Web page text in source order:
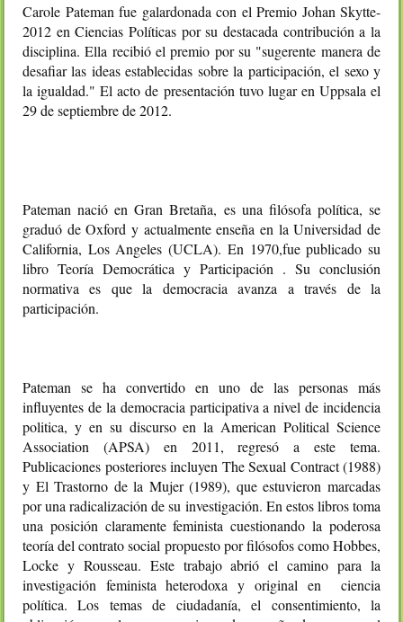
Carole Pateman fue galardonada con el Premio Johan Skytte-
2012 en Ciencias Políticas por su destacada contribución a la
disciplina. Ella recibió el premio por su "sugerente manera de
desafiar las ideas establecidas sobre la participación, el sexo y
la igualdad." El acto de presentación tuvo lugar en Uppsala el
29 de septiembre de 2012.
Pateman nació en Gran Bretaña, es una filósofa política, se
graduó de Oxford y actualmente enseña en la Universidad de
California, Los Angeles (UCLA). En 1970,fue publicado su
libro Teoría Democrática y Participación . Su conclusión
normativa es que la democracia avanza a través de la
participación.
Pateman se ha convertido en uno de las personas más
influyentes de la democracia participativa a nivel de incidencia
politica, y en su discurso en la American Political Science
Association (APSA) en 2011, regresó a este tema.
Publicaciones posteriores incluyen The Sexual Contract (1988)
y El Trastorno de la Mujer (1989), que estuvieron marcadas
por una radicalización de su investigación. En estos libros toma
una posición claramente feminista cuestionando la poderosa
teoría del contrato social propuesto por filósofos como Hobbes,
Locke y Rousseau. Este trabajo abrió el camino para la
investigación feminista heterodoxa y original en ciencia
política. Los temas de ciudadanía, el consentimiento, la